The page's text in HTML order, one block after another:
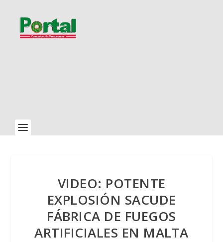
VIDEO: POTENTE
EXPLOSIÓN SACUDE
FÁBRICA DE FUEGOS
ARTIFICIALES EN MALTA